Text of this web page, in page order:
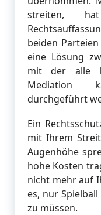
streiten,
beiden
eine Lösung
mit der alle
Mediation
durchgeführt
Ein
mit Ihrem
Augenhöhe
hohe Kosten
nicht mehr auf
es, nur
zu müssen.